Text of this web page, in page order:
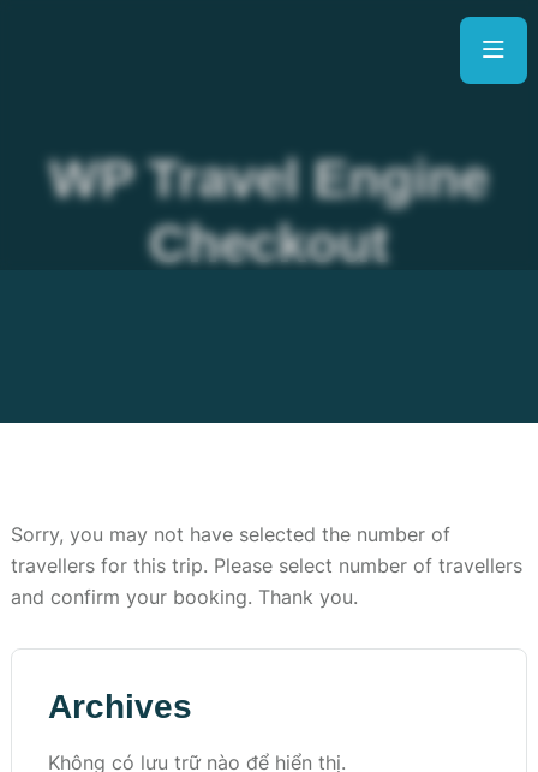
WP Travel Engine
Checkout
Sorry, you may not have selected the number of
travellers for this trip. Please select number of travellers
and confirm your booking. Thank you.
Archives
Không có lưu trữ nào để hiển thị.